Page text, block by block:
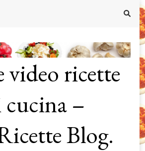
video ricette
–
Blog.